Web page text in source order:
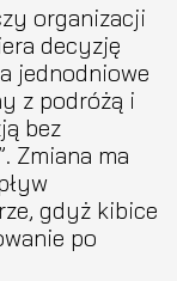
organizacji
decyzję
jednodniowe
z podróżą i
bez
Zmiana ma
gdyż kibice
po